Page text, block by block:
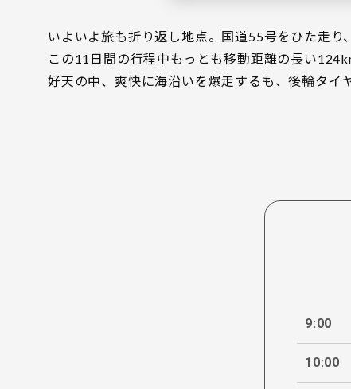
いよいよ旅も折り返し地点。国道55号をひた走り
この11日間の行程中もっとも移動距離の長い
好天の中、爽快に海沿いを爆走するも、後輪タイ
9:00
10:00